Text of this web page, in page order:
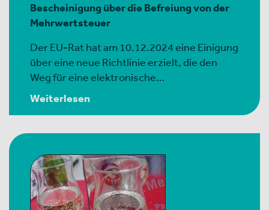
Bescheinigung über die Befreiung von der
Mehrwertsteuer
Der EU-Rat hat am 10.12.2024 eine Einigung
über eine neue Richtlinie erzielt, die den
Weg für eine elektronische…
Weiterlesen